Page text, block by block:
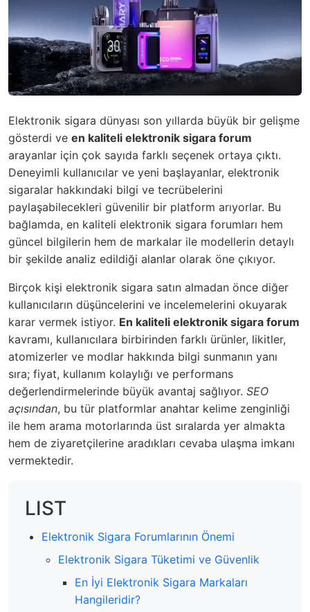
Elektronik sigara dünyası son yıllarda büyük bir gelişme
gösterdi ve en kaliteli elektronik sigara forum
arayanlar için çok sayıda farklı seçenek ortaya çıktı.
Deneyimli kullanıcılar ve yeni başlayanlar, elektronik
sigaralar hakkındaki bilgi ve tecrübelerini
paylaşabilecekleri güvenilir bir platform arıyorlar. Bu
bağlamda, en kaliteli elektronik sigara forumları hem
güncel bilgilerin hem de markalar ile modellerin detaylı
bir şekilde analiz edildiği alanlar olarak öne çıkıyor.
Birçok kişi elektronik sigara satın almadan önce diğer
kullanıcıların düşüncelerini ve incelemelerini okuyarak
karar vermek istiyor. En kaliteli elektronik sigara forum
kavramı, kullanıcılara birbirinden farklı ürünler, likitler,
atomizerler ve modlar hakkında bilgi sunmanın yanı
sıra; fiyat, kullanım kolaylığı ve performans
değerlendirmelerinde büyük avantaj sağlıyor. SEO
açısından, bu tür platformlar anahtar kelime zenginliği
ile hem arama motorlarında üst sıralarda yer almakta
hem de ziyaretçilerine aradıkları cevaba ulaşma imkanı
vermektedir.
LIST
Elektronik Sigara Forumlarının Önemi
Elektronik Sigara Tüketimi ve Güvenlik
En İyi Elektronik Sigara Markaları
Hangileridir?